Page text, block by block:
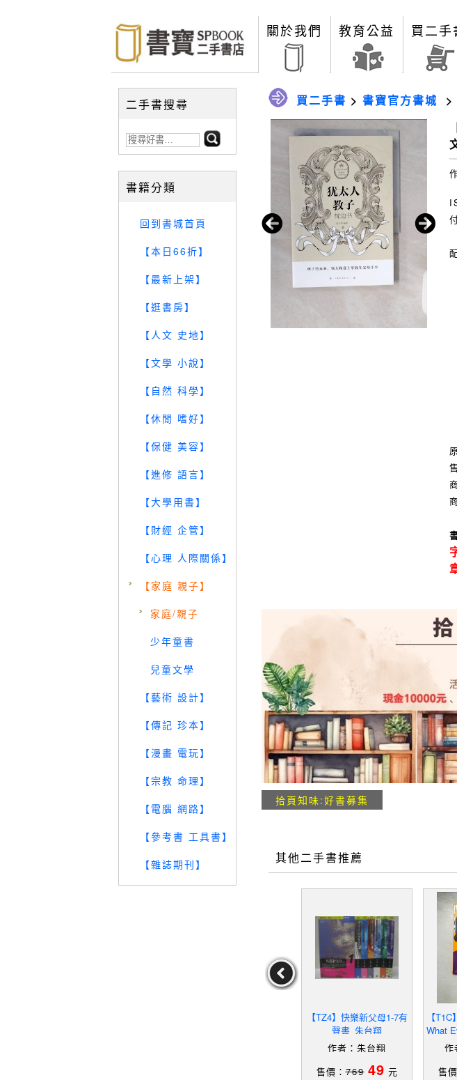
關於我們 教育公益 買二手
二手書搜尋
書籍分類
回到書城首頁
【本日66折】
【最新上架】
【逛書房】
【人文 史地】
【文學 小說】
【自然 科學】
【休閒 嗜好】
【保健 美容】
【進修 語言】
【大學用書】
【財經 企管】
【心理 人際關係】
【家庭 親子】
家庭/親子
少年童書
兒童文學
【藝術 設計】
【傳記 珍本】
【漫畫 電玩】
【宗教 命理】
【電腦 網路】
【參考書 工具書】
【雜誌期刊】
買二手書 > 書寶官方書城 >
拾頁知味:好書募集
其他二手書推薦
【TZ4】快樂新父母1-7有
聲書_朱台翔
作者：朱台翔
售價：769 49 元
【
What
to
作
售